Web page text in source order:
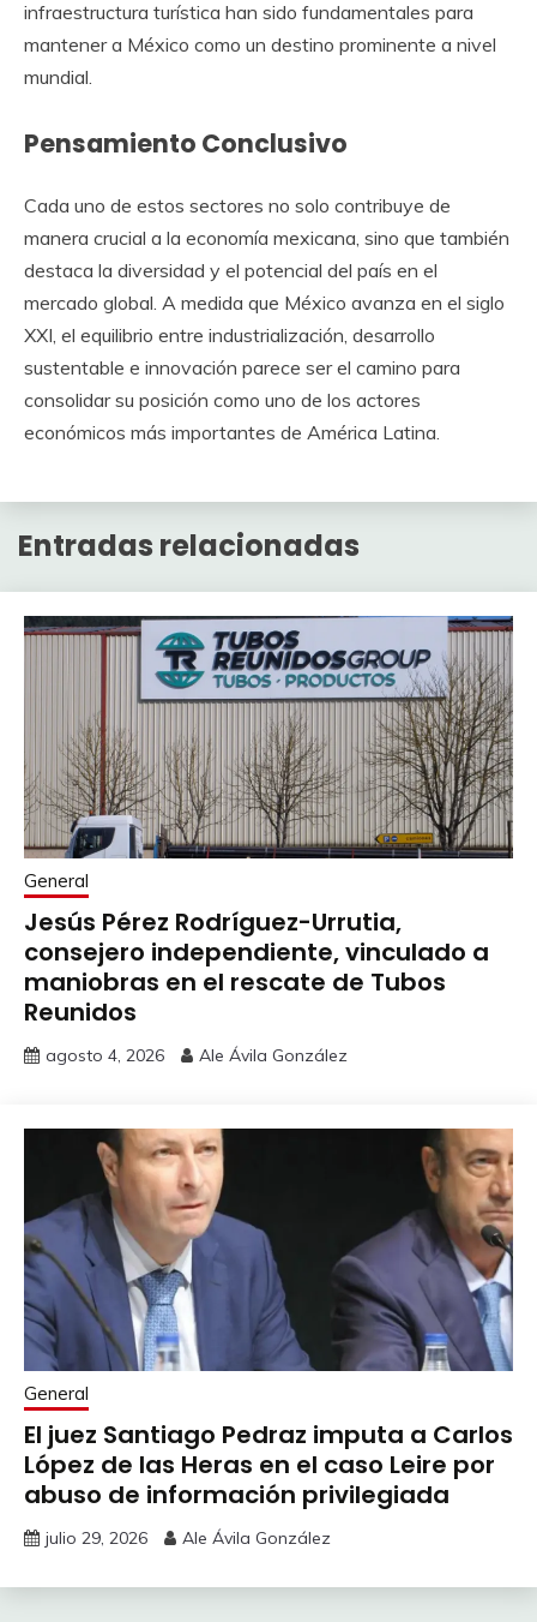
infraestructura turística han sido fundamentales para
mantener a México como un destino prominente a nivel
mundial.
Pensamiento Conclusivo
Cada uno de estos sectores no solo contribuye de
manera crucial a la economía mexicana, sino que también
destaca la diversidad y el potencial del país en el
mercado global. A medida que México avanza en el siglo
XXI, el equilibrio entre industrialización, desarrollo
sustentable e innovación parece ser el camino para
consolidar su posición como uno de los actores
económicos más importantes de América Latina.
Entradas relacionadas
General
Jesús Pérez Rodríguez-Urrutia,
consejero independiente, vinculado a
maniobras en el rescate de Tubos
Reunidos
agosto 4, 2026 Ale Ávila González
General
El juez Santiago Pedraz imputa a Carlos
López de las Heras en el caso Leire por
abuso de información privilegiada
julio 29, 2026 Ale Ávila González